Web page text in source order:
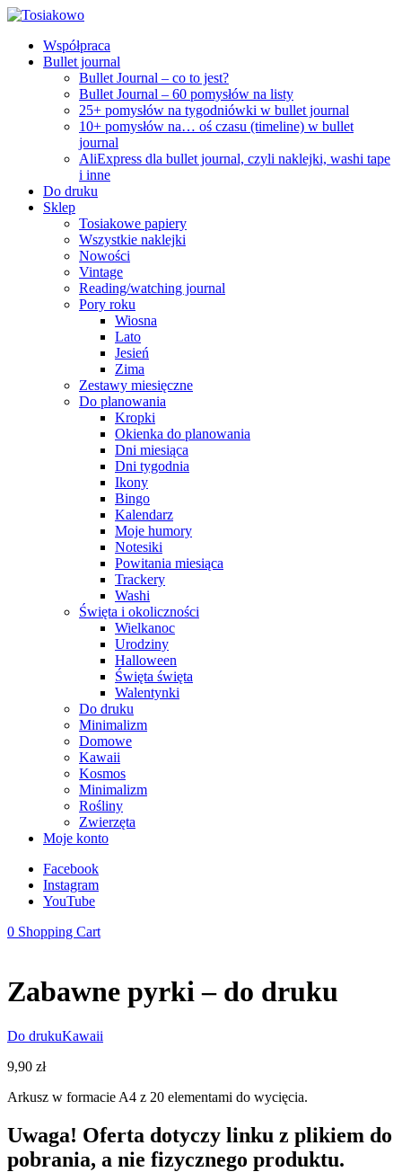
Współpraca
Bullet journal
Bullet Journal – co to jest?
Bullet Journal – 60 pomysłów na listy
25+ pomysłów na tygodniówki w bullet journal
10+ pomysłów na… oś czasu (timeline) w bullet
journal
AliExpress dla bullet journal, czyli naklejki, washi tape
i inne
Do druku
Sklep
Tosiakowe papiery
Wszystkie naklejki
Nowości
Vintage
Reading/watching journal
Pory roku
Wiosna
Lato
Jesień
Zima
Zestawy miesięczne
Do planowania
Kropki
Okienka do planowania
Dni miesiąca
Dni tygodnia
Ikony
Bingo
Kalendarz
Moje humory
Notesiki
Powitania miesiąca
Trackery
Washi
Święta i okoliczności
Wielkanoc
Urodziny
Halloween
Święta święta
Walentynki
Do druku
Minimalizm
Domowe
Kawaii
Kosmos
Minimalizm
Rośliny
Zwierzęta
Moje konto
Facebook
Instagram
YouTube
0 Shopping Cart
Zabawne pyrki – do druku
Do drukuKawaii
9,90 zł
Arkusz w formacie A4 z 20 elementami do wycięcia.
Uwaga! Oferta dotyczy linku z plikiem do
pobrania, a nie fizycznego produktu.